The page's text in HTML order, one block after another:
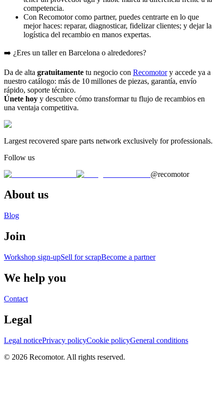
competencia.
Con Recomotor como partner, puedes centrarte en lo que
mejor haces: reparar, diagnosticar, fidelizar clientes; y dejar la
logística del recambio en manos expertas.
➡️ ¿Eres un taller en Barcelona o alrededores?
Da de alta gratuitamente tu negocio con Recomotory accede ya a
nuestro catálogo: más de 10 millones de piezas, garantía, envío
rápido, soporte técnico.
Únete hoy y descubre cómo transformar tu flujo de recambios en
una ventaja competitiva.
Largest recovered spare parts network exclusively for professionals.
Follow us
@recomotor
About us
Blog
Join
Workshop sign-upSell for scrapBecome a partner
We help you
Contact
Legal
Legal noticePrivacy policyCookie policyGeneral conditions
© 2026 Recomotor. All rights reserved.